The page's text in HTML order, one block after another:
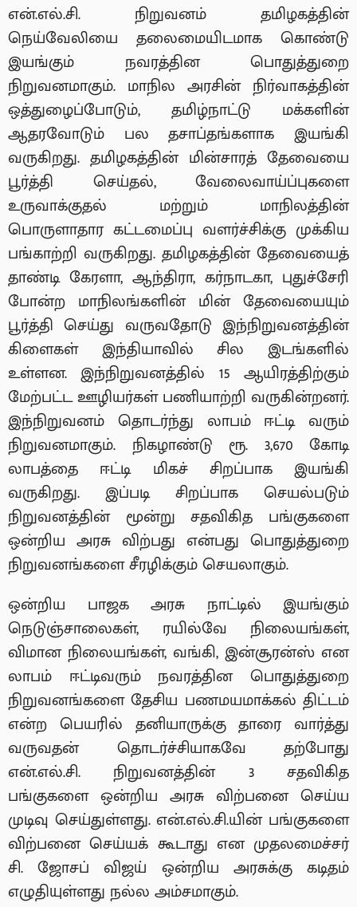
என்.எல்.சி. நிறுவனம் தமிழகத்தின்
நெய்வேலியை தலைமையிடமாக கொண்டு
இயங்கும் நவரத்தின பொதுத்துறை
நிறுவனமாகும். மாநில அரசின் நிர்வாகத்தின்
ஒத்துழைப்போடும், தமிழ்நாட்டு மக்களின்
ஆதரவோடும் பல தசாப்தங்களாக இயங்கி
வருகிறது. தமிழகத்தின் மின்சாரத் தேவையை
பூர்த்தி செய்தல், வேலைவாய்ப்புகளை
உருவாக்குதல் மற்றும் மாநிலத்தின்
பொருளாதார கட்டமைப்பு வளர்ச்சிக்கு முக்கிய
பங்காற்றி வருகிறது. தமிழகத்தின் தேவையைத்
தாண்டி கேரளா, ஆந்திரா, கர்நாடகா, புதுச்சேரி
போன்ற மாநிலங்களின் மின் தேவையையும்
பூர்த்தி செய்து வருவதோடு இந்நிறுவனத்தின்
கிளைகள் இந்தியாவில் சில இடங்களில்
உள்ளன. இந்நிறுவனத்தில் 15 ஆயிரத்திற்கும்
மேற்பட்ட ஊழியர்கள் பணியாற்றி வருகின்றனர்.
இந்நிறுவனம் தொடர்ந்து லாபம் ஈட்டி வரும்
நிறுவனமாகும். நிகழாண்டு ரூ. 3,670 கோடி
லாபத்தை ஈட்டி மிகச் சிறப்பாக இயங்கி
வருகிறது. இப்படி சிறப்பாக செயல்படும்
நிறுவனத்தின் மூன்று சதவிகித பங்குகளை
ஒன்றிய அரசு விற்பது என்பது பொதுத்துறை
நிறுவனங்களை சீரழிக்கும் செயலாகும்.
ஒன்றிய பாஜக அரசு நாட்டில் இயங்கும்
நெடுஞ்சாலைகள், ரயில்வே நிலையங்கள்,
விமான நிலையங்கள், வங்கி, இன்சூரன்ஸ் என
லாபம் ஈட்டிவரும் நவரத்தின பொதுத்துறை
நிறுவனங்களை தேசிய பணமயமாக்கல் திட்டம்
என்ற பெயரில் தனியாருக்கு தாரை வார்த்து
வருவதன் தொடர்ச்சியாகவே தற்போது
என்.எல்.சி. நிறுவனத்தின் 3 சதவிகித
பங்குகளை ஒன்றிய அரசு விற்பனை செய்ய
முடிவு செய்துள்ளது. என்.எல்.சி.யின் பங்குகளை
விற்பனை செய்யக் கூடாது என முதலமைச்சர்
சி. ஜோசப் விஜய் ஒன்றிய அரசுக்கு கடிதம்
எழுதியுள்ளது நல்ல அம்சமாகும்.